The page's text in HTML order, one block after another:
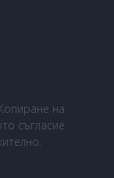
на
съгласие